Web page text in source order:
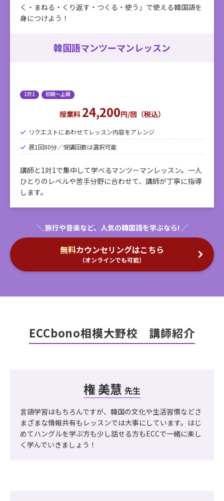
く・まねる・くり返す・つくる・使う」で使える韓国語を
身につけよう！
韓国語マンツーマンレッスン
1対1 初級～上級
授業料 24,200円/回（税込）
リクエストにあわせてレッスン内容をアレンジ
週1回80分／受講回数は選択可能
講師と1対1で集中して学べるマンツーマンレッスン。一人
ひとりのレベルや苦手分野に合わせて、講師が丁寧に指導
します。
無料カウンセリングはこちら
（オンラインでも可能）
ECCbono相模大野校 講師紹介
権 美慧 先生
言語学習はもちろんですが、韓国の文化や生活習慣などさ
まざまな情報共有もレッスンでは大事にしています。はじ
めてハングルを学ぶ方も少し話せる方もECCで一緒に楽し
く学んでいきましょう！